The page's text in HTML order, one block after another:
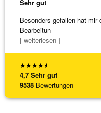
★★★★★
4,7 Sehr gut
9538 Bewertungen
Sehr gut
Besonders gefallen hat mir
Bearbeitun
[ weiterlesen ]